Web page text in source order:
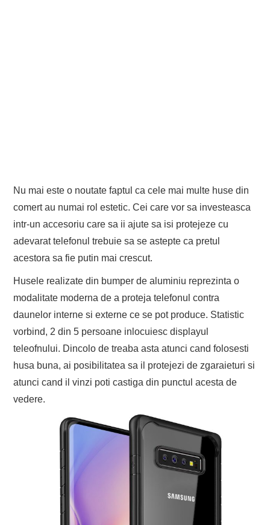
Nu mai este o noutate faptul ca cele mai multe huse din
comert au numai rol estetic. Cei care vor sa investeasca
intr-un accesoriu care sa ii ajute sa isi protejeze cu
adevarat telefonul trebuie sa se astepte ca pretul
acestora sa fie putin mai crescut.
Husele realizate din bumper de aluminiu reprezinta o
modalitate moderna de a proteja telefonul contra
daunelor interne si externe ce se pot produce. Statistic
vorbind, 2 din 5 persoane inlocuiesc displayul
teleofnului. Dincolo de treaba asta atunci cand folosesti
husa buna, ai posibilitatea sa il protejezi de zgaraieturi si
atunci cand il vinzi poti castiga din punctul acesta de
vedere.